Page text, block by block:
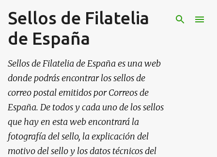
Ir al contenido principal
Sellos de Filatelia
de España
Sellos de Filatelia de España es una web
donde podrás encontrar los sellos de
correo postal emitidos por Correos de
España. De todos y cada uno de los sellos
que hay en esta web encontrará la
fotografía del sello, la explicación del
motivo del sello y los datos técnicos del